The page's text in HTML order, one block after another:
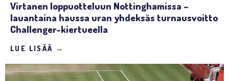
Virtanen loppuotteluun Nottinghamissa –
lauantaina haussa uran yhdeksäs turnausvoitto
Challenger-kiertueella
LUE LISÄÄ →